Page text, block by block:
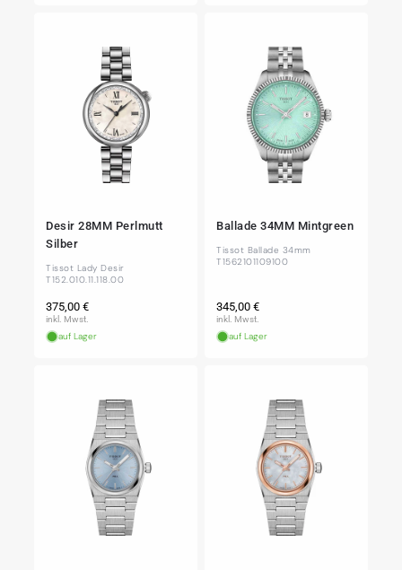
Desir 28MM Perlmutt
Silber
Tissot Lady Desir
T152.010.11.118.00
Normaler
Preis
375,00 €
inkl. Mwst.
auf Lager
Ballade 34MM Mintgreen
Tissot Ballade 34mm
T1562101109100
Normaler
Preis
345,00 €
inkl. Mwst.
auf Lager